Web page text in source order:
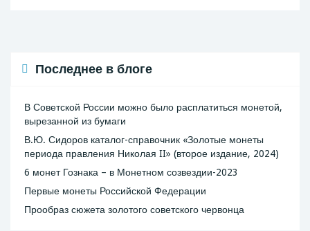
Последнее в блоге
В Советской России можно было расплатиться монетой,
вырезанной из бумаги
В.Ю. Сидоров каталог-справочник «Золотые монеты
периода правления Николая II» (второе издание, 2024)
6 монет Гознака – в Монетном созвездии-2023
Первые монеты Российской Федерации
Прообраз сюжета золотого советского червонца